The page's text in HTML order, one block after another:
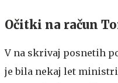
Očitki na račun
V na skrivaj posnetih
je bila nekaj let